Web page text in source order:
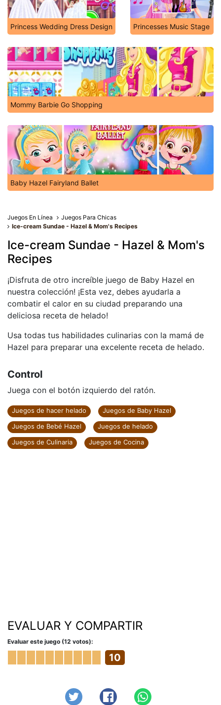
Princess Wedding Dress Design Princesses Music Stage
Mommy Barbie Go Shopping
Baby Hazel Fairyland Ballet
Juegos En Línea
Juegos Para Chicas
Ice-cream Sundae - Hazel & Mom's Recipes
Ice-cream Sundae - Hazel & Mom's
Recipes
¡Disfruta de otro increíble juego de Baby Hazel en
nuestra colección! ¡Esta vez, debes ayudarla a
combatir el calor en su ciudad preparando una
deliciosa receta de helado!
Usa todas tus habilidades culinarias con la mamá de
Hazel para preparar una excelente receta de helado.
Control
Juega con el botón izquierdo del ratón.
Juegos de hacer helado
Juegos de Baby Hazel
Juegos de Bebé Hazel
Juegos de helado
Juegos de Culinaria
Juegos de Cocina
EVALUAR Y COMPARTIR
Evaluar este juego (12 votos):
10